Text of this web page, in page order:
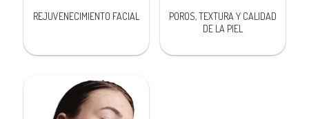
REJUVENECIMIENTO FACIAL
POROS, TEXTURA Y CALIDAD
DE LA PIEL